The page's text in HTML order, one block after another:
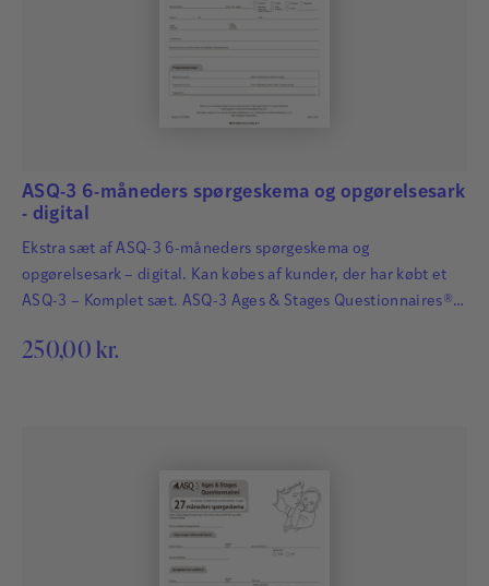
ASQ-3 6-måneders spørgeskema og opgørelsesark
- digital
Ekstra sæt af ASQ-3 6-måneders spørgeskema og
opgørelsesark – digital. Kan købes af kunder, der har købt et
ASQ-3 – Komplet sæt. ASQ-3 Ages & Stages Questionnaires®
hos småbørn. Det har afgørende betydning for børns fremtid,
250,00 kr.